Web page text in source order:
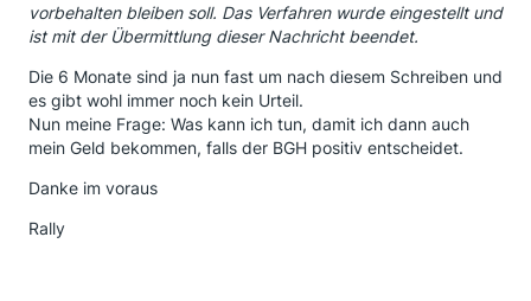
vorbehalten bleiben soll. Das Verfahren wurde eingestellt und
ist mit der Übermittlung dieser Nachricht beendet.
Die 6 Monate sind ja nun fast um nach diesem Schreiben und
es gibt wohl immer noch kein Urteil.
Nun meine Frage: Was kann ich tun, damit ich dann auch
mein Geld bekommen, falls der BGH positiv entscheidet.
Danke im voraus
Rally